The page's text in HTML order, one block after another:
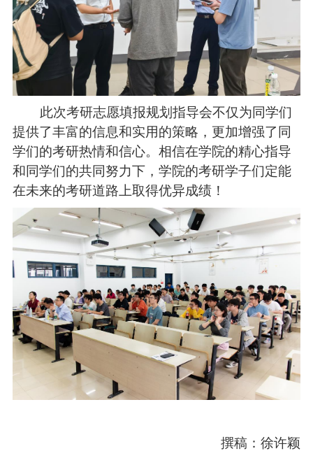
此次考研志愿填报规划指导会不仅为同学们
提供了丰富的信息和实用的策略 ，更加增强了同
学们的考研热情和信心。相信在学院的精心指导
和同学们的共同努力下， 学院的考研学子们定能
在未来的考研道路上取得优异成绩！
撰稿：徐许颖